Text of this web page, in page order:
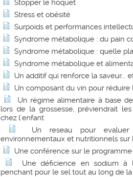
Stopper le hoquet
Stress et obésité
Surpoids et performances
Syndrome métabolique : du pain
Syndrome métabolique : quelle
Syndrome métabolique et
Un additif qui renforce la saveur...
Un composant du vin pour réduire
Un régime alimentaire à base
lors de la grossesse, préviendrait
chez l'enfant
Un reseau pour
environnementaux et nutritionnels sur
Une conférence sur le
Une déficience en sodium à
penchant pour le sel tout au long de